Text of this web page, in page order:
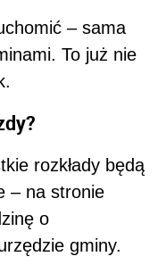
– sama
To już nie
rozkłady będą
– na stronie
o
gminy.